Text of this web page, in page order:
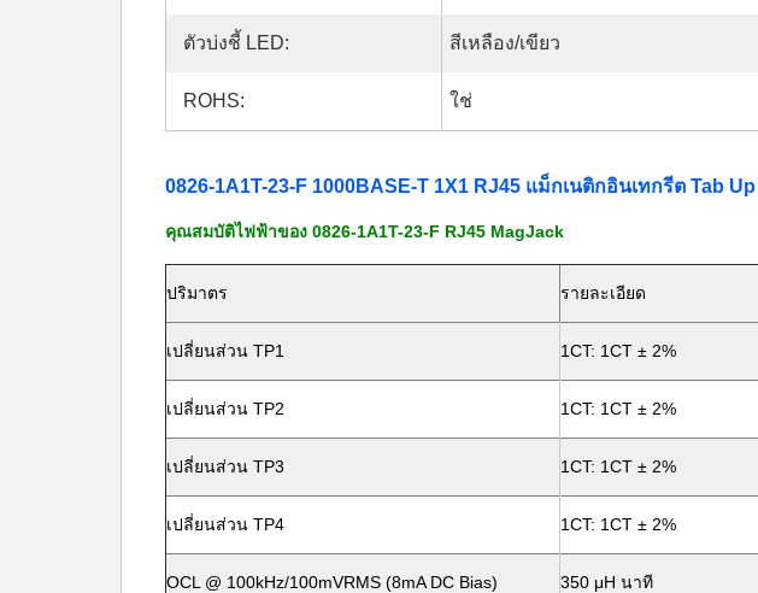
ตัวบ่งชี้ LED: สีเหลือง/เขียว
ROHS: ใช่
0826-1A1T-23-F 1000BASE-T 1X1 RJ45 แม็กเนติกอินเทกรีต Tab Up
คุณสมบัติไฟฟ้าของ 0826-1A1T-23-F RJ45 MagJack
ปริมาตร รายละเอียด
เปลี่ยนส่วน TP1 1CT: 1CT ± 2%
เปลี่ยนส่วน TP2 1CT: 1CT ± 2%
เปลี่ยนส่วน TP3 1CT: 1CT ± 2%
เปลี่ยนส่วน TP4 1CT: 1CT ± 2%
OCL @ 100kHz/100mVRMS (8mA DC Bias) 350 μH นาที